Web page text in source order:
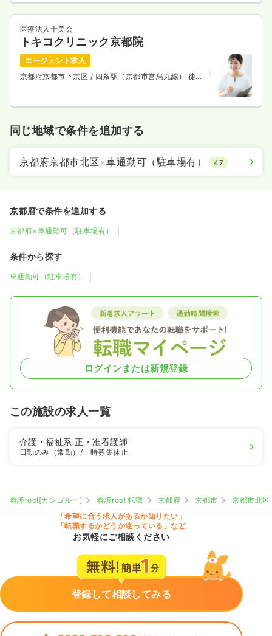
医療法人十美会
トキコクリニック京都院
エージェント求人
京都府京都市下京区 / 四条駅（京都市営烏丸線） 徒歩
同じ地域で条件を追加する
京都府京都市北区 ×車通勤可（駐車場有） 47
京都府で条件を追加する
京都府×車通勤可（駐車場有）
条件から探す
車通勤可（駐車場有）
ログインまたは新規登録
この施設の求人一覧
介護・福祉系正・准看護師
日勤のみ（常勤） /一時募集休止
看護roo![カンゴルー] 看護roo! 転職 京都府 京都市
京都市北区
「希望に合う求人があるか知りたい」
「転職するかどうか迷っている」など
お気軽にご相談ください
登録して相談してみる